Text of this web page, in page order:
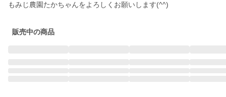
もみじ農園たかちゃんをよろしくお願いします(^^)
販売中の商品